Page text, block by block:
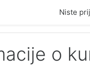
Niste
o